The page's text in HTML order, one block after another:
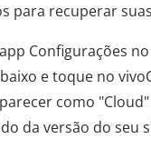
para recuperar
Configurações
e toque no
como
da versão do seu